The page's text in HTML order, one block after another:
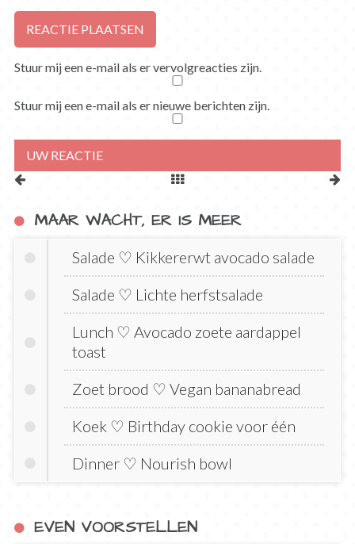
Stuur mij een e-mail als er vervolgreacties zijn.
Stuur mij een e-mail als er nieuwe berichten zijn.
MAAR WACHT, ER IS MEER
Salade ♡ Kikkererwt avocado salade
Salade ♡ Lichte herfstsalade
Lunch ♡ Avocado zoete aardappel
toast
Zoet brood ♡ Vegan bananabread
Koek ♡ Birthday cookie voor één
Dinner ♡ Nourish bowl
EVEN VOORSTELLEN